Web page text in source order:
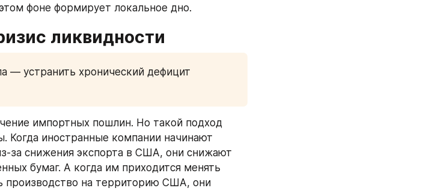
фоне формирует локальное дно.
ликвидности
— устранить хронический дефицит
импортных пошлин. Но такой подход
иностранные компании начинают
за снижения экспорта в США, они снижают
бумаг. А когда им приходится менять
производство на территорию США, они